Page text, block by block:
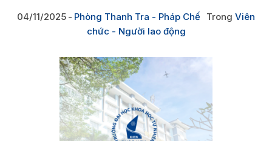
04/11/2025 Phòng Thanh Tra - Pháp Chế Trong Viên
chức - Người lao động